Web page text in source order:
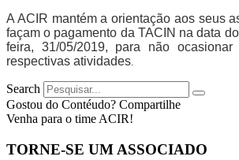
A ACIR mantém a orientação aos seus
façam o pagamento da TACIN na data
feira, 31/05/2019, para não
respectivas atividades.
Search
Gostou do Contéudo? Compartilhe
Venha para o time ACIR!
TORNE-SE UM ASSOCIADO